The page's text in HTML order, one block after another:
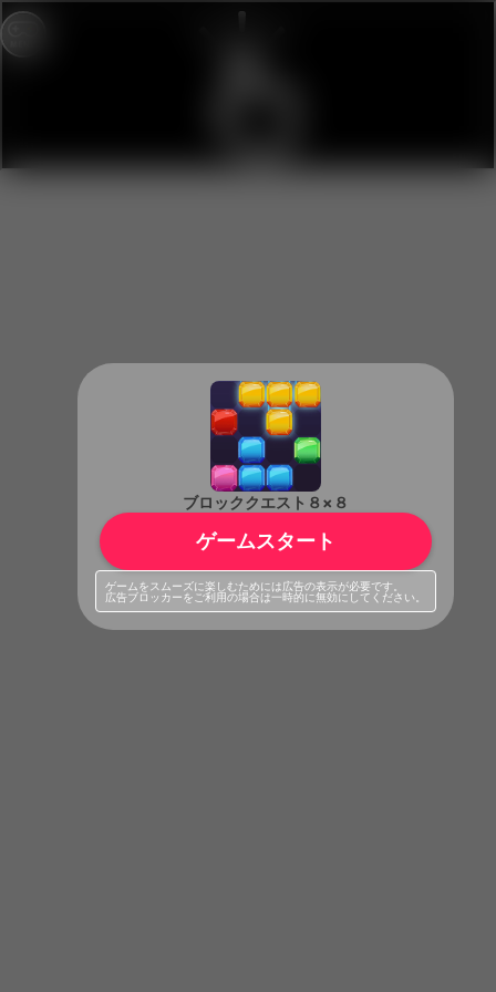
ブロッククエスト８×８
ゲームスタート
ゲームをスムーズに楽しむためには広告の表示が必要です。
広告ブロッカーをご利用の場合は一時的に無効にしてください。